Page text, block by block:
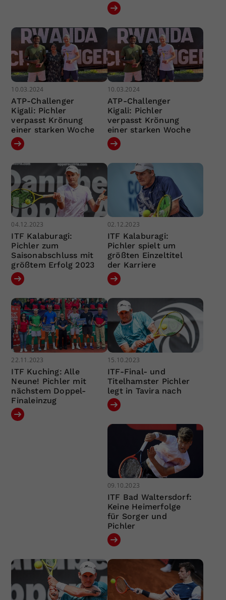
10.03.2024
ATP-Challenger
Kigali: Pichler
verpasst Krönung
einer starken Woche
10.03.2024
ATP-Challenger
Kigali: Pichler
verpasst Krönung
einer starken Woche
04.12.2023
ITF Kalaburagi:
Pichler zum
Saisonabschluss mit
größtem Erfolg 2023
02.12.2023
ITF Kalaburagi:
Pichler spielt um
größten Einzeltitel
der Karriere
22.11.2023
ITF Kuching: Alle
Neune! Pichler mit
nächstem Doppel-
Finaleinzug
15.10.2023
ITF-Final- und
Titelhamster Pichler
legt in Tavira nach
09.10.2023
ITF Bad Waltersdorf:
Keine Heimerfolge
für Sorger und
Pichler